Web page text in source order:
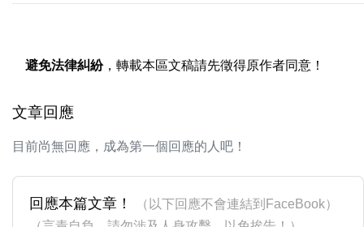
避免法律糾紛，轉載本區文稿請先徵得原作者同意！
文章回應
目前尚無回應，成為第一個回應的人吧！
回應本篇文章！
（以下回應不會連結到FaceBook）